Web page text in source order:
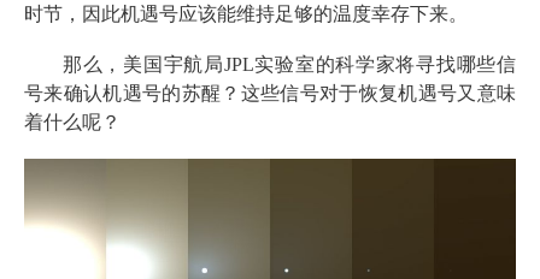
时节，因此机遇号应该能维持足够的温度幸存下来。
那么，美国宇航局JPL实验室的科学家将寻找哪些信
号来确认机遇号的苏醒？这些信号对于恢复机遇号又意味
着什么呢？